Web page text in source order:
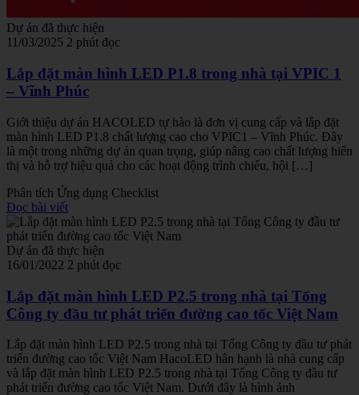
Dự án đã thực hiện
11/03/2025 2 phút đọc
Lắp đặt màn hình LED P1.8 trong nhà tại VPIC 1
– Vĩnh Phúc
Giới thiệu dự án HACOLED tự hào là đơn vị cung cấp và lắp đặt
màn hình LED P1.8 chất lượng cao cho VPIC1 – Vĩnh Phúc. Đây
là một trong những dự án quan trọng, giúp nâng cao chất lượng hiển
thị và hỗ trợ hiệu quả cho các hoạt động trình chiếu, hội […]
Phân tích Ứng dụng Checklist
Đọc bài viết
Dự án đã thực hiện
16/01/2022 2 phút đọc
Lắp đặt màn hình LED P2.5 trong nhà tại Tổng
Công ty đầu tư phát triển đường cao tốc Việt Nam
Lắp đặt màn hình LED P2.5 trong nhà tại Tổng Công ty đầu tư phát
triển đường cao tốc Việt Nam HacoLED hân hạnh là nhà cung cấp
và lắp đặt màn hình LED P2.5 trong nhà tại Tổng Công ty đầu tư
phát triển đường cao tốc Việt Nam. Dưới đây là hình ảnh